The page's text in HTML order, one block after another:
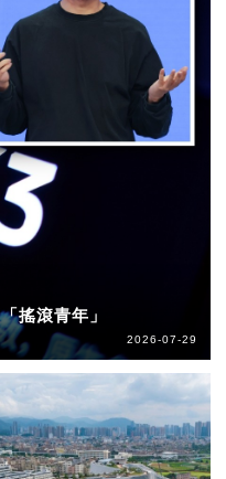
搖滾青年」
2026-07-29